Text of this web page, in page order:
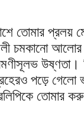
তোমার প্রলয়
চমকানো আলোর
পড়ে গেলো
তোমার